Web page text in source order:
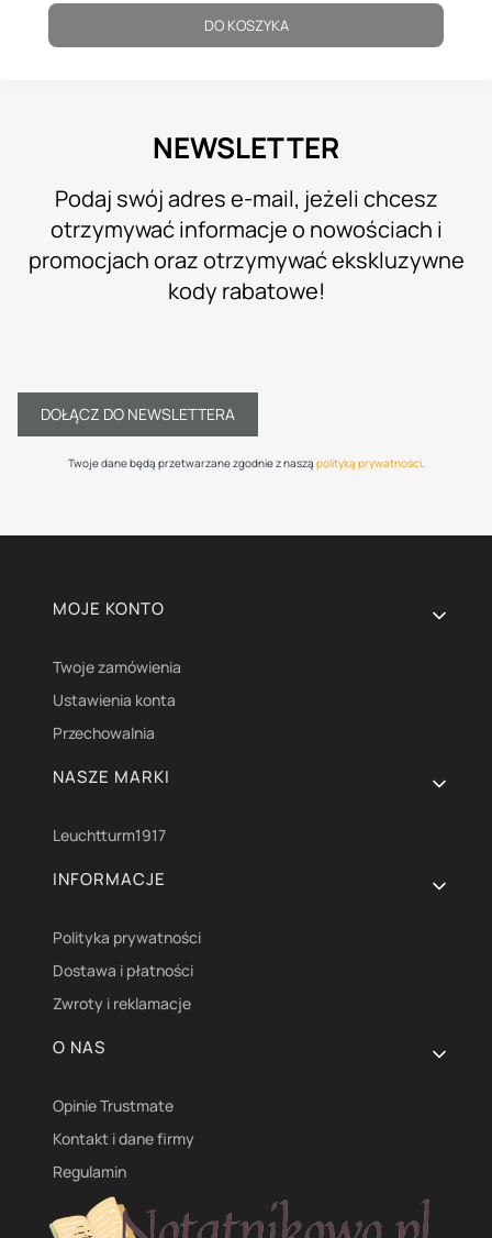
DO KOSZYKA
NEWSLETTER
Podaj swój adres e-mail, jeżeli chcesz
otrzymywać informacje o nowościach i
promocjach oraz otrzymywać ekskluzywne
kody rabatowe!
DOŁĄCZ DO NEWSLETTERA
Twoje dane będą przetwarzane zgodnie z naszą polityką prywatności.
Linki w stopce
MOJE KONTO
Twoje zamówienia
Ustawienia konta
Przechowalnia
NASZE MARKI
Leuchtturm1917
INFORMACJE
Polityka prywatności
Dostawa i płatności
Zwroty i reklamacje
O NAS
Opinie Trustmate
Kontakt i dane firmy
Regulamin